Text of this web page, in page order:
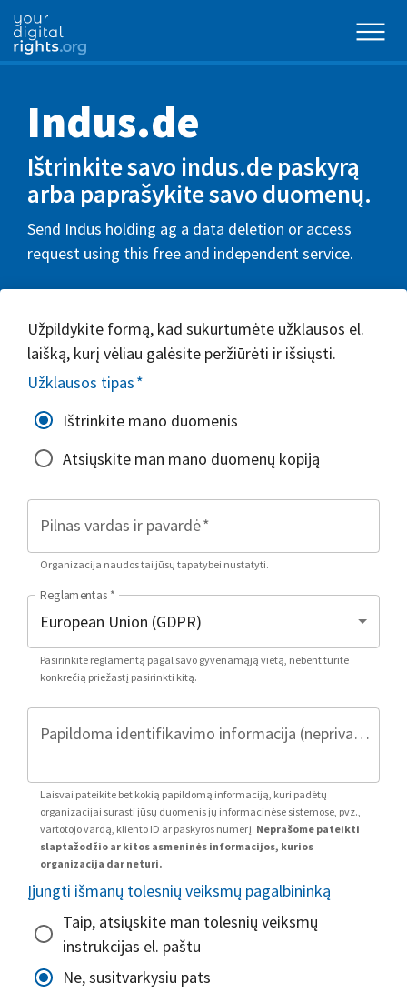
Indus.de
Ištrinkite savo indus.de paskyrą
arba paprašykite savo duomenų.
Send Indus holding ag a data deletion or access
request using this free and independent service.
Užpildykite formą, kad sukurtumėte užklausos el.
laišką, kurį vėliau galėsite peržiūrėti ir išsiųsti.
Užklausos tipas*
Ištrinkite mano duomenis
Atsiųskite man mano duomenų kopiją
Pilnas vardas ir pavardė*
Organizacija naudos tai jūsų tapatybei nustatyti.
Reglamentas *
Pasirinkite reglamentą pagal savo gyvenamąją vietą, nebent turite
konkrečią priežastį pasirinkti kitą.
Papildoma identifikavimo informacija (neprivaloma)
Laisvai pateikite bet kokią papildomą informaciją, kuri padėtų
organizacijai surasti jūsų duomenis jų informacinėse sistemose, pvz.,
vartotojo vardą, kliento ID ar paskyros numerį. Neprašome pateikti
slaptažodžio ar kitos asmeninės informacijos, kurios
organizacija dar neturi.
Įjungti išmanų tolesnių veiksmų pagalbininką
Taip, atsiųskite man tolesnių veiksmų
instrukcijas el. paštu
Ne, susitvarkysiu pats